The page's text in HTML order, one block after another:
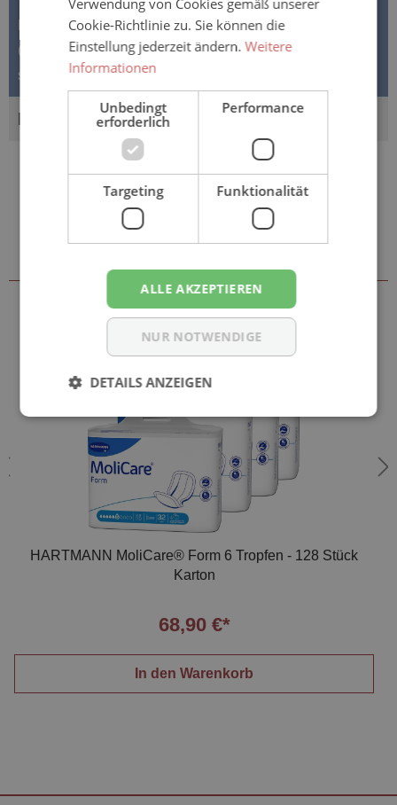
MoliCare® Premium Form 6 Tropfen - EXTRA PLUS
(Formvorlagen) 6 von 10 Tropfen EXTRA PLUS bei
schwerer Inkontinenz Sie such…
BEWERTUNGEN
Sie könnten auch an folgenden
Artikeln interessiert sein
HARTMANN MoliCare® Form 6 Tropfen - 128 Stück
Karton
68,90 €*
In den Warenkorb
Verwendung von Cookies gemäß unserer
Cookie-Richtlinie zu. Sie können die
Einstellung jederzeit ändern.Weitere
Informationen
Unbedingt
erforderlich
Performance
Targeting Funktionalität
ALLE AKZEPTIEREN
NUR NOTWENDIGE
DETAILS ANZEIGEN